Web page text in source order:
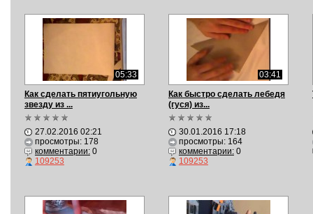
05:33
Как сделать пятиугольную
звезду из ...
27.02.2016 02:21
просмотры: 178
комментарии:0
109253
03:41
Как быстро сделать лебедя
(гуся) из...
30.01.2016 17:18
просмотры: 164
комментарии:0
109253